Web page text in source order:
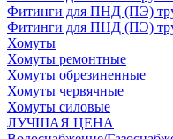
Фитинги для ПНД (ПЭ)
Фитинги для ПНД (ПЭ)
Хомуты
Хомуты ремонтные
Хомуты обрезиненные
Хомуты червячные
Хомуты силовые
ЛУЧШАЯ ЦЕНА